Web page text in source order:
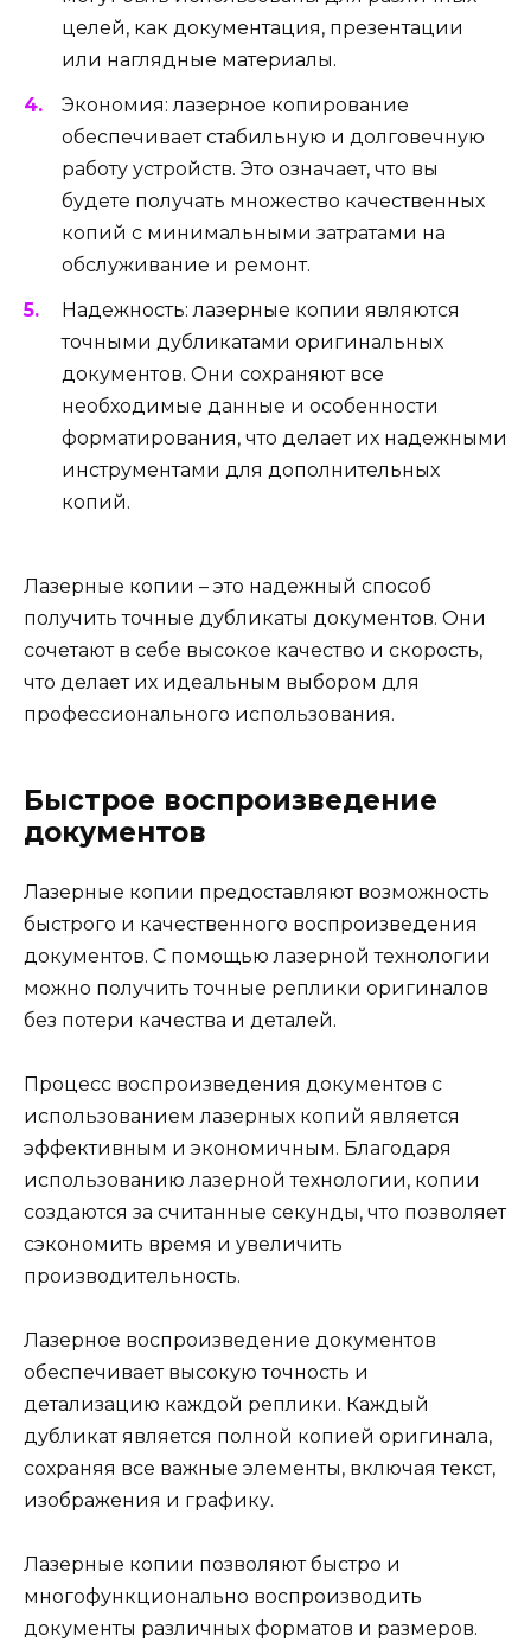
целей, как документация, презентации
или наглядные материалы.
Экономия: лазерное копирование
обеспечивает стабильную и долговечную
работу устройств. Это означает, что вы
будете получать множество качественных
копий с минимальными затратами на
обслуживание и ремонт.
Надежность: лазерные копии являются
точными дубликатами оригинальных
документов. Они сохраняют все
необходимые данные и особенности
форматирования, что делает их надежными
инструментами для дополнительных
копий.
Лазерные копии – это надежный способ
получить точные дубликаты документов. Они
сочетают в себе высокое качество и скорость,
что делает их идеальным выбором для
профессионального использования.
Быстрое воспроизведение
документов
Лазерные копии предоставляют возможность
быстрого и качественного воспроизведения
документов. С помощью лазерной технологии
можно получить точные реплики оригиналов
без потери качества и деталей.
Процесс воспроизведения документов с
использованием лазерных копий является
эффективным и экономичным. Благодаря
использованию лазерной технологии, копии
создаются за считанные секунды, что позволяет
сэкономить время и увеличить
производительность.
Лазерное воспроизведение документов
обеспечивает высокую точность и
детализацию каждой реплики. Каждый
дубликат является полной копией оригинала,
сохраняя все важные элементы, включая текст,
изображения и графику.
Лазерные копии позволяют быстро и
многофункционально воспроизводить
документы различных форматов и размеров.